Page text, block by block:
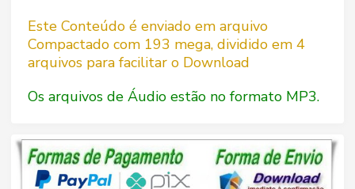
Este Conteúdo é enviado em arquivo
Compactado com 193 mega, dividido em 4
arquivos para facilitar o Download
Os arquivos de Áudio estão no formato MP3.